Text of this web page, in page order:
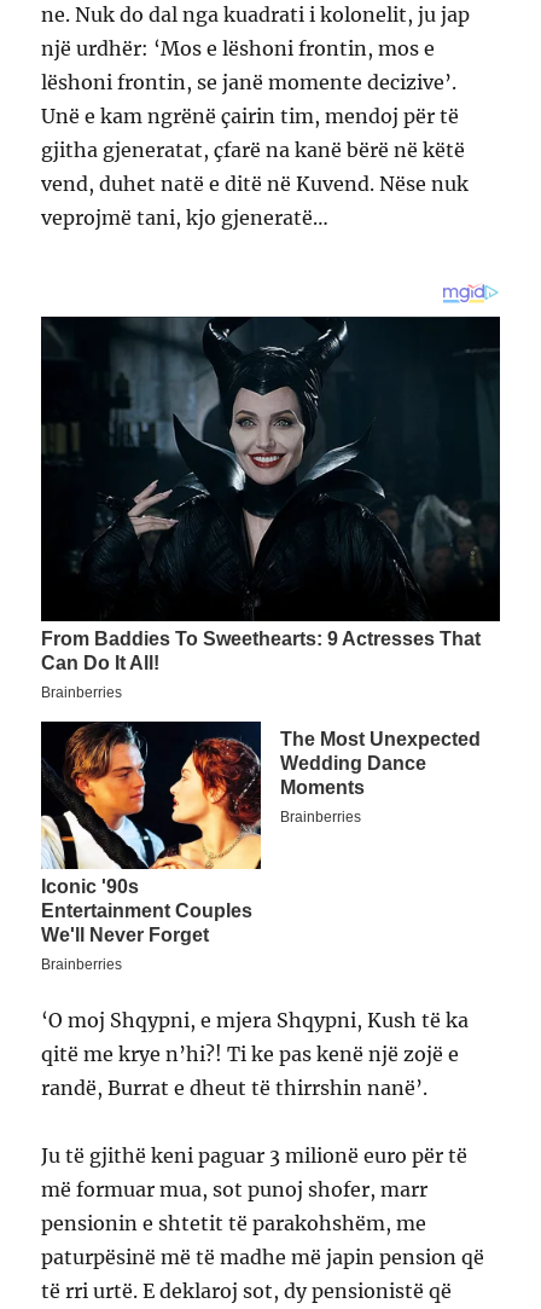
ne. Nuk do dal nga kuadrati i kolonelit, ju jap
një urdhër: ‘Mos e lëshoni frontin, mos e
lëshoni frontin, se janë momente decizive’.
Unë e kam ngrënë çairin tim, mendoj për të
gjitha gjeneratat, çfarë na kanë bërë në këtë
vend, duhet natë e ditë në Kuvend. Nëse nuk
veprojmë tani, kjo gjeneratë…
‘O moj Shqypni, e mjera Shqypni, Kush të ka
qitë me krye n’hi?! Ti ke pas kenë një zojë e
randë, Burrat e dheut të thirrshin nanë’.
Ju të gjithë keni paguar 3 milionë euro për të
më formuar mua, sot punoj shofer, marr
pensionin e shtetit të parakohshëm, me
paturpësinë më të madhe më japin pension që
të rri urtë. E deklaroj sot, dy pensionistë që